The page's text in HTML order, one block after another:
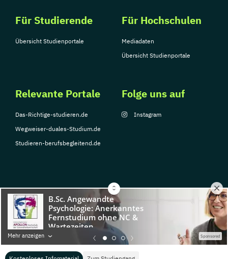
Mehr anzeigen Sponsored
Für Studierende
Übersicht Studienportale
Für Hochschulen
Mediadaten
Übersicht Studienportale
Relevante Portale
Das-Richtige-studieren.de
Wegweiser-duales-Studium.de
Studieren-berufsbegleitend.de
Folge uns auf
Instagram
© Copyright 2026, TarGroup Media GmbH
Impressum
Datenschutzerklärung